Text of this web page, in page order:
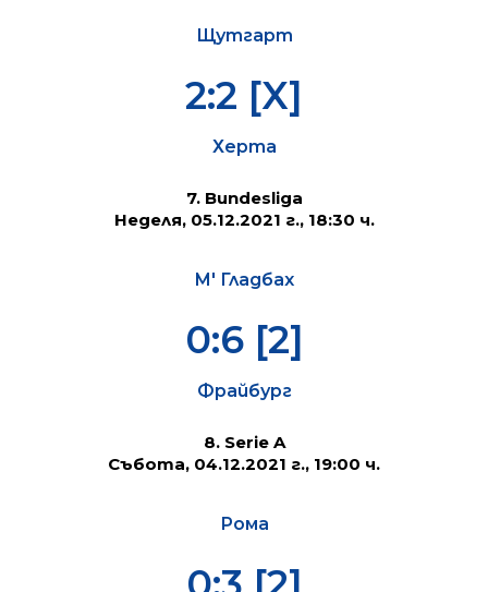
Щутгарт
2:2 [X]
Херта
7. Bundesliga
Неделя, 05.12.2021 г., 18:30 ч.
М' Гладбах
0:6 [2]
Фрайбург
8. Serie A
Събота, 04.12.2021 г., 19:00 ч.
Рома